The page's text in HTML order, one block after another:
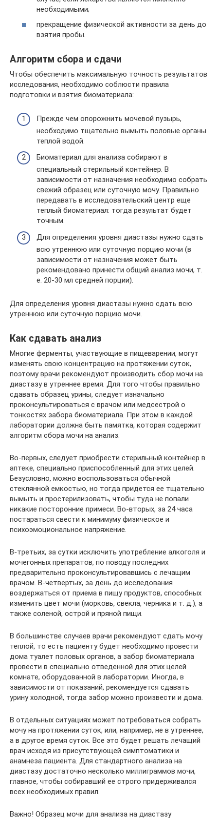
необходимыми;
прекращение физической активности за день до
взятия пробы.
Алгоритм сбора и сдачи
Чтобы обеспечить максимальную точность результатов
исследования, необходимо соблюсти правила
подготовки и взятия биоматериала:
Прежде чем опорожнить мочевой пузырь,
необходимо тщательно вымыть половые органы
теплой водой.
Биоматериал для анализа собирают в
специальный стерильный контейнер. В
зависимости от назначения необходимо собрать
свежий образец или суточную мочу. Правильно
передавать в исследовательский центр еще
теплый биоматериал: тогда результат будет
точным.
Для определения уровня диастазы нужно сдать
всю утреннюю или суточную порцию мочи (в
зависимости от назначения может быть
рекомендовано принести общий анализ мочи, т.
е. 20-30 мл средней порции).
Для определения уровня диастазы нужно сдать всю
утреннюю или суточную порцию мочи.
Как сдавать анализ
Многие ферменты, участвующие в пищеварении, могут
изменять свою концентрацию на протяжении суток,
поэтому врачи рекомендуют производить сбор мочи на
диастазу в утреннее время. Для того чтобы правильно
сдавать образец урины, следует изначально
проконсультироваться с врачом или медсестрой о
тонкостях забора биоматериала. При этом в каждой
лаборатории должна быть памятка, которая содержит
алгоритм сбора мочи на анализ.
Во-первых, следует приобрести стерильный контейнер в
аптеке, специально приспособленный для этих целей.
Безусловно, можно воспользоваться обычной
стеклянной емкостью, но тогда придется ее тщательно
вымыть и простерилизовать, чтобы туда не попали
никакие посторонние примеси. Во-вторых, за 24 часа
постараться свести к минимуму физическое и
психоэмоциональное напряжение.
В-третьих, за сутки исключить употребление алкоголя и
мочегонных препаратов, по поводу последних
предварительно проконсультировавшись с лечащим
врачом. В-четвертых, за день до исследования
воздержаться от приема в пищу продуктов, способных
изменить цвет мочи (морковь, свекла, черника и т. д.), а
также соленой, острой и пряной пищи.
В большинстве случаев врачи рекомендуют сдать мочу
теплой, то есть пациенту будет необходимо провести
дома туалет половых органов, а забор биоматериала
провести в специально отведенной для этих целей
комнате, оборудованной в лаборатории. Иногда, в
зависимости от показаний, рекомендуется сдавать
урину холодной, тогда забор можно произвести и дома.
В отдельных ситуациях может потребоваться собрать
мочу на протяжении суток, или, например, не в утреннее,
а в другое время суток. Все это будет решать лечащий
врач исходя из присутствующей симптоматики и
анамнеза пациента. Для стандартного анализа на
диастазу достаточно несколько миллиграммов мочи,
главное, чтобы собиравший ее строго придерживался
всех необходимых правил.
Важно! Образец мочи для анализа на диастазу